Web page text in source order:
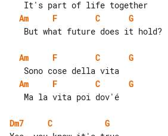
Am
F C
G
Am F C
G
Am
F C
G
Dm7 C
G